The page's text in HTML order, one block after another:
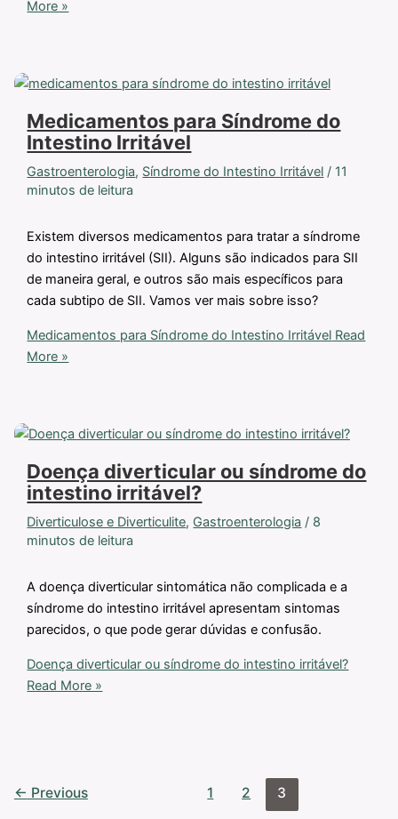
More »
Medicamentos para Síndrome do
Intestino Irritável
Gastroenterologia, Síndrome do Intestino Irritável / 11
minutos de leitura
Existem diversos medicamentos para tratar a síndrome
do intestino irritável (SII). Alguns são indicados para SII
de maneira geral, e outros são mais específicos para
cada subtipo de SII. Vamos ver mais sobre isso?
Medicamentos para Síndrome do Intestino Irritável Read
More »
Doença diverticular ou síndrome do
intestino irritável?
Diverticulose e Diverticulite, Gastroenterologia / 8
minutos de leitura
A doença diverticular sintomática não complicada e a
síndrome do intestino irritável apresentam sintomas
parecidos, o que pode gerar dúvidas e confusão.
Doença diverticular ou síndrome do intestino irritável?
Read More »
← Previous 1 2 3